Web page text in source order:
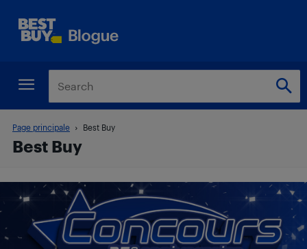
Page principale Best Buy
Best Buy